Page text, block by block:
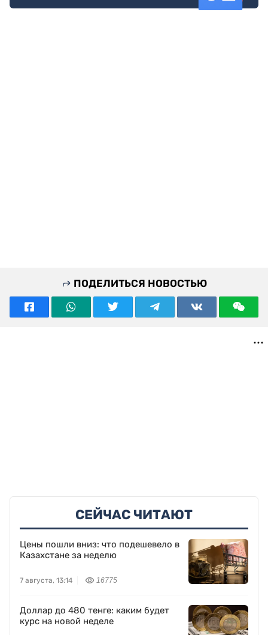
ПОДЕЛИТЬСЯ НОВОСТЬЮ
СЕЙЧАС ЧИТАЮТ
Цены пошли вниз: что подешевело в
Казахстане за неделю
7 августа, 13:14 16775
Доллар до 480 тенге: каким будет
курс на новой неделе